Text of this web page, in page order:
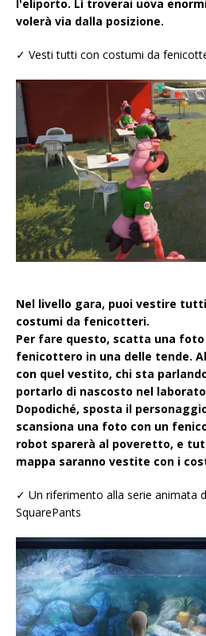
l'eliporto. Lì troverai uova
volerà via dalla posizione.
✓ Vesti tutti con costumi da
Nel livello gara, puoi vestire
costumi da fenicotteri.
Per fare questo, scatta una
fenicottero in una delle tende.
con quel vestito, chi sta
portarlo di nascosto nel
Dopodiché, sposta il
scansiona una foto con un
robot sparerà al poveretto, e
mappa saranno vestite con i
✓ Un riferimento alla serie animata
SquarePants